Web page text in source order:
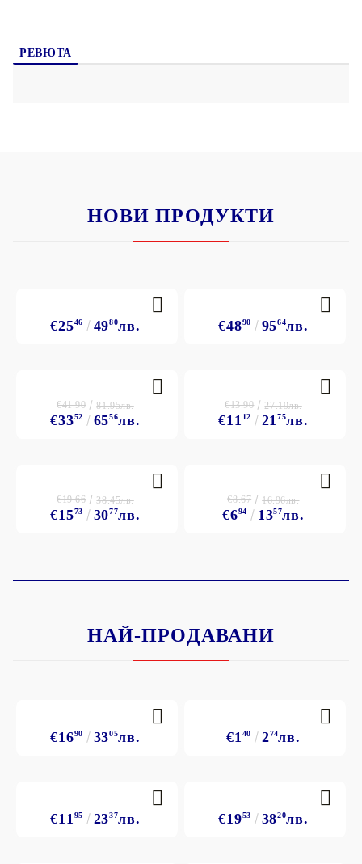
РЕВЮТА
НОВИ ПРОДУКТИ
€2546 4980лв. €4890 9564лв.
€3352 6556лв.
€41.90 81.95лв.
€11 12 2175лв.
€13.90 27.19лв.
€1573 3077лв.
€19.66 38.45лв.
€694 1357лв.
€8.67 16.96лв.
НАЙ-ПРОДАВАНИ
€1690 3305лв. €1 40 274лв.
€11 95 2337лв. €1953 3820лв.